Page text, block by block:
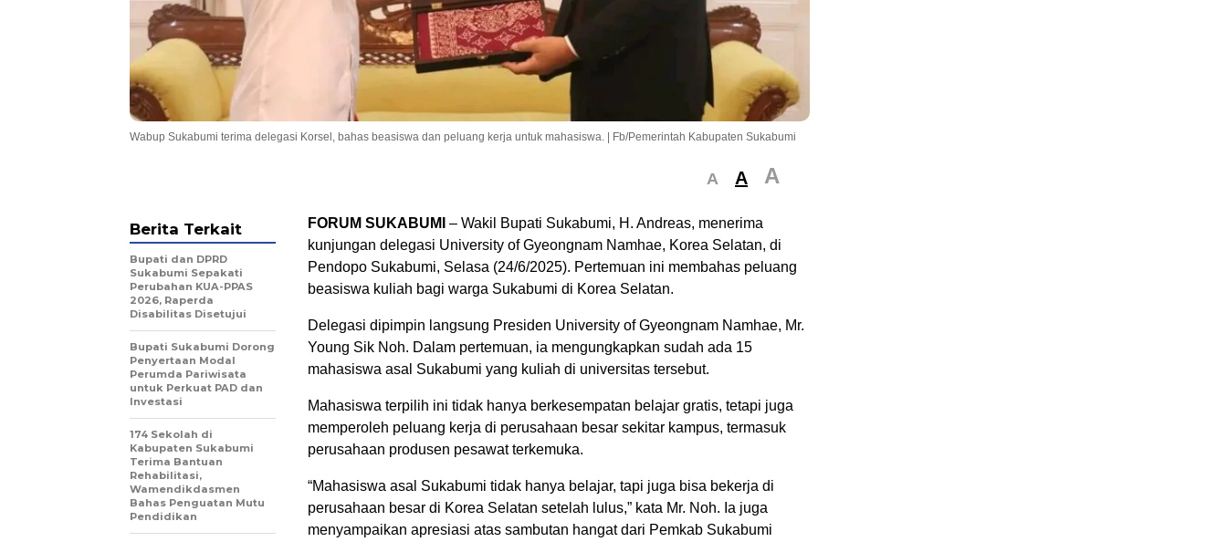
Wabup Sukabumi terima delegasi Korsel, bahas beasiswa dan peluang kerja untuk mahasiswa. | Fb/Pemerintah Kabupaten Sukabumi
A A A
FORUM SUKABUMI – Wakil Bupati Sukabumi, H. Andreas, menerima
kunjungan delegasi University of Gyeongnam Namhae, Korea Selatan, di
Pendopo Sukabumi, Selasa (24/6/2025). Pertemuan ini membahas peluang
beasiswa kuliah bagi warga Sukabumi di Korea Selatan.
Delegasi dipimpin langsung Presiden University of Gyeongnam Namhae, Mr.
Young Sik Noh. Dalam pertemuan, ia mengungkapkan sudah ada 15
mahasiswa asal Sukabumi yang kuliah di universitas tersebut.
Mahasiswa terpilih ini tidak hanya berkesempatan belajar gratis, tetapi juga
memperoleh peluang kerja di perusahaan besar sekitar kampus, termasuk
perusahaan produsen pesawat terkemuka.
“Mahasiswa asal Sukabumi tidak hanya belajar, tapi juga bisa bekerja di
perusahaan besar di Korea Selatan setelah lulus,” kata Mr. Noh. Ia juga
menyampaikan apresiasi atas sambutan hangat dari Pemkab Sukabumi
Berita Terkait
Bupati dan DPRD
Sukabumi Sepakati
Perubahan KUA-PPAS
2026, Raperda
Disabilitas Disetujui
Bupati Sukabumi Dorong
Penyertaan Modal
Perumda Pariwisata
untuk Perkuat PAD dan
Investasi
174 Sekolah di
Kabupaten Sukabumi
Terima Bantuan
Rehabilitasi,
Wamendikdasmen
Bahas Penguatan Mutu
Pendidikan